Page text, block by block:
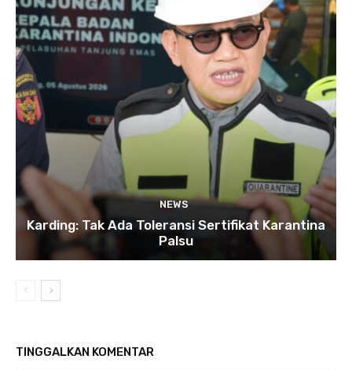
NEWS
Karding: Tak Ada Toleransi Sertifikat Karantina
Palsu
TINGGALKAN KOMENTAR